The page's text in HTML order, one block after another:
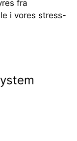
fra
i vores stress-